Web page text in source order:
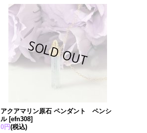
アクアマリン原石 ペンダント ペンシ
ル [efn308]
0円(税込)